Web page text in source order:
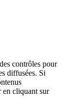
contrôles pour
diffusées. Si
en cliquant sur